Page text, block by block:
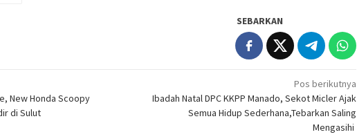
SEBARKAN
New Honda Scoopy
di Sulut
Pos berikutnya
Ibadah Natal DPC KKPP Manado, Sekot Micler Ajak
Semua Hidup Sederhana,Tebarkan Saling
Mengasihi